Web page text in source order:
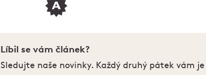
Líbil se vám článek?
Sledujte naše novinky. Každý druhý pátek vám